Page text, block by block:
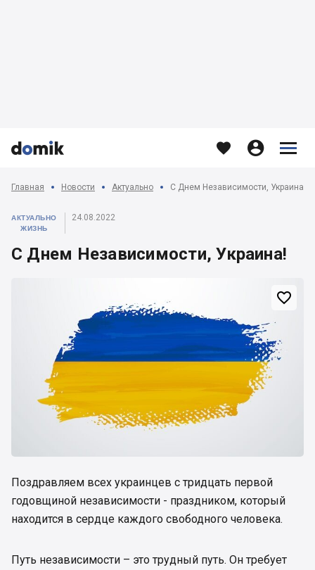


   


Главная Новости Актуально С Днем Независимости, Украина!
АКТУАЛЬНО
ЖИЗНЬ
24.08.2022
С Днем Независимости, Украина!

Поздравляем всех украинцев с тридцать первой
годовщиной независимости - праздником, который
находится в сердце каждого свободного человека.
Путь независимости – это трудный путь. Он требует